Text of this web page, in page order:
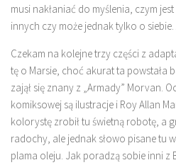
musi nakłaniać do myślenia, czym
innych czy może jednak tylko o
Czekam na kolejne trzy części z
tę o Marsie, choć akurat ta powstała
zajął się znany z „Armady” Morvan.
komiksowej są ilustracje i Roy Allan
kolorystę zrobił tu świetną robotę, a
radochy, ale jednak słowo pisane tu
plama oleju. Jak poradzą sobie inni z